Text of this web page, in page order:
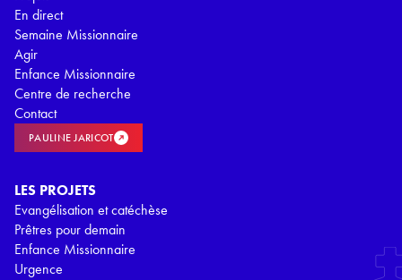
En direct
Semaine Missionnaire
Agir
Enfance Missionnaire
Centre de recherche
Contact
PAULINE JARICOT
LES PROJETS
Evangélisation et catéchèse
Prêtres pour demain
Enfance Missionnaire
Urgence